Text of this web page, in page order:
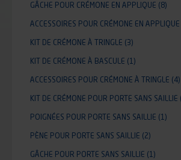
GÂCHE POUR CRÉMONE EN APPLIQUE (8)
ACCESSOIRES POUR CRÉMONE EN APPLIQUE
KIT DE CRÉMONE À TRINGLE (3)
KIT DE CRÉMONE À BASCULE (1)
ACCESSOIRES POUR CRÉMONE À TRINGLE (4)
KIT DE CRÉMONE POUR PORTE SANS SAILLIE
POIGNÉES POUR PORTE SANS SAILLIE (1)
PÈNE POUR PORTE SANS SAILLIE (2)
GÂCHE POUR PORTE SANS SAILLIE (1)